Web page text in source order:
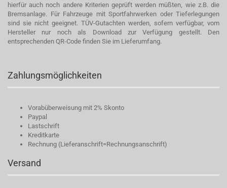
hierfür auch noch andere Kriterien geprüft werden müßten, wie z.B. die
Bremsanlage. Für Fahrzeuge mit Sportfahrwerken oder Tieferlegungen
sind sie nicht geeignet. TÜV-Gutachten werden, sofern verfügbar, vom
Hersteller nur noch als Download zur Verfügung gestellt. Den
entsprechenden QR-Code finden Sie im Lieferumfang.
Zahlungsmöglichkeiten
Vorabüberweisung mit 2% Skonto
Paypal
Lastschrift
Kreditkarte
Rechnung (Lieferanschrift=Rechnungsanschrift)
Versand